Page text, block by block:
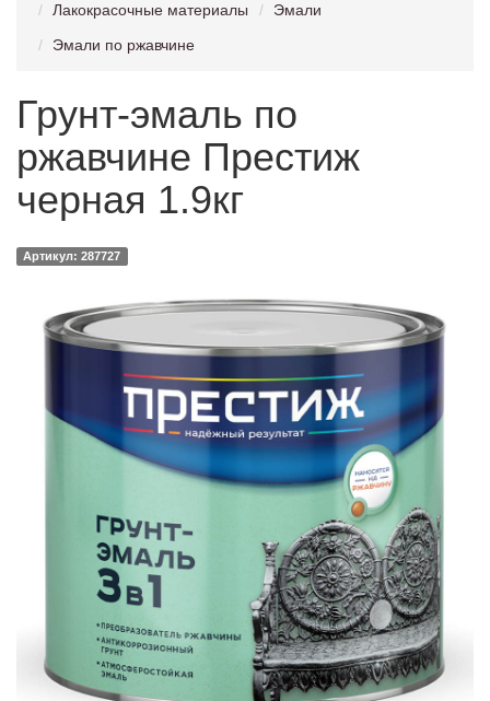
Лакокрасочные материалы
Эмали
Эмали по ржавчине
Грунт-эмаль по
ржавчине Престиж
черная 1.9кг
Артикул: 287727